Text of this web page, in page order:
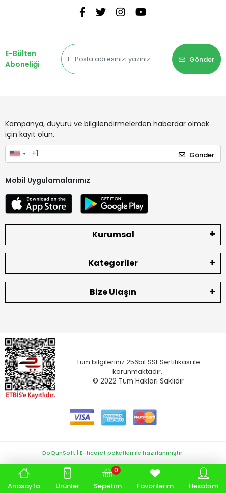
E-Bülten
Aboneliği
Gönder
Kampanya, duyuru ve bilgilendirmelerden haberdar olmak
için kayıt olun.
Gönder
Mobil Uygulamalarımız
Kurumsal
Kategoriler
Bize Ulaşın
Tüm bilgileriniz 256bit SSL Sertifikası ile
korunmaktadır.
© 2022 Tüm Hakları Saklıdır
Anasayfa Ürünler Sepetim
0
Favorilerim Hesabım
DoQunSoft | E-ticaret paketleri ile hazırlanmıştır.